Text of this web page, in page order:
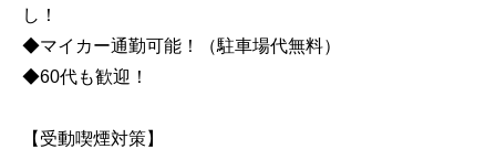
し！
◆マイカー通勤可能！（駐車場代無料）
◆60代も歓迎！
【受動喫煙対策】